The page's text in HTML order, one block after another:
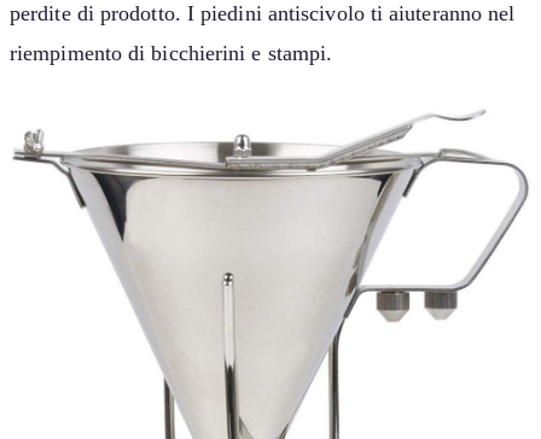
perdite di prodotto. I piedini antiscivolo ti aiuteranno nel
riempimento di bicchierini e stampi.